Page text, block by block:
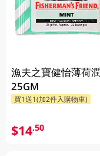
漁夫之寶健怡薄荷
25GM
買1送1(加2件入購物車)
$14.50